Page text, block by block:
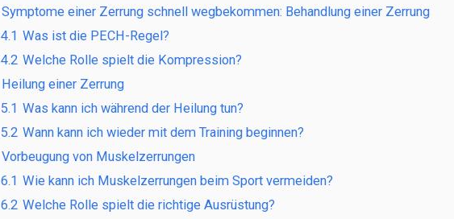
Symptome einer Zerrung schnell wegbekommen: Behandlung einer Zerrung
4.1 Was ist die PECH-Regel?
4.2 Welche Rolle spielt die Kompression?
Heilung einer Zerrung
5.1 Was kann ich während der Heilung tun?
5.2 Wann kann ich wieder mit dem Training beginnen?
Vorbeugung von Muskelzerrungen
6.1 Wie kann ich Muskelzerrungen beim Sport vermeiden?
6.2 Welche Rolle spielt die richtige Ausrüstung?